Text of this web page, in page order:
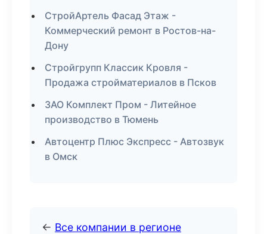
СтройАртель Фасад Этаж -
Коммерческий ремонт в Ростов-на-
Дону
Стройгрупп Классик Кровля -
Продажа стройматериалов в Псков
ЗАО Комплект Пром - Литейное
производство в Тюмень
Автоцентр Плюс Экспресс - Автозвук
в Омск
← Все компании в регионе